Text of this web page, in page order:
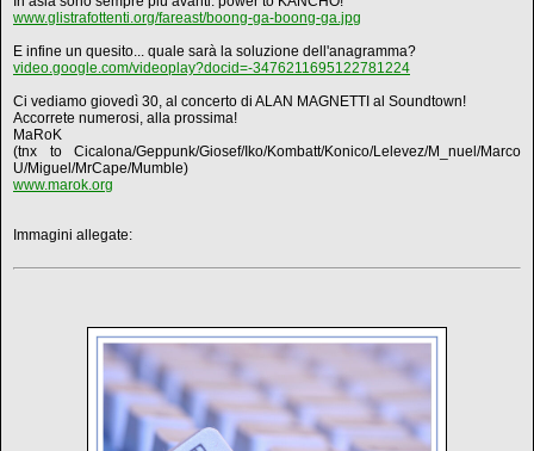
www.glistrafottenti.org/fareast/boong-ga-boong-ga.jpg
E infine un quesito... quale sarà la soluzione dell'anagramma?
video.google.com/videoplay?docid=-3476211695122781224
Ci vediamo giovedì 30, al concerto di ALAN MAGNETTI al Soundtown!
Accorrete numerosi, alla prossima!
MaRoK
(tnx to Cicalona/Geppunk/Giosef/Iko/Kombatt/Konico/Lelevez/M_nuel/Marco
U/Miguel/MrCape/Mumble)
www.marok.org
Immagini allegate: